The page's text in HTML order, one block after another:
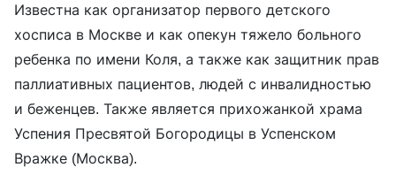
Известна как организатор первого детского
хосписа в Москве и как опекун тяжело больного
ребенка по имени Коля, а также как защитник прав
паллиативных пациентов, людей с инвалидностью
и беженцев. Также является прихожанкой храма
Успения Пресвятой Богородицы в Успенском
Вражке (Москва).